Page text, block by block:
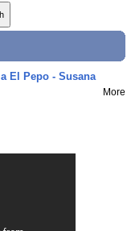
El Pepo - Susana
More